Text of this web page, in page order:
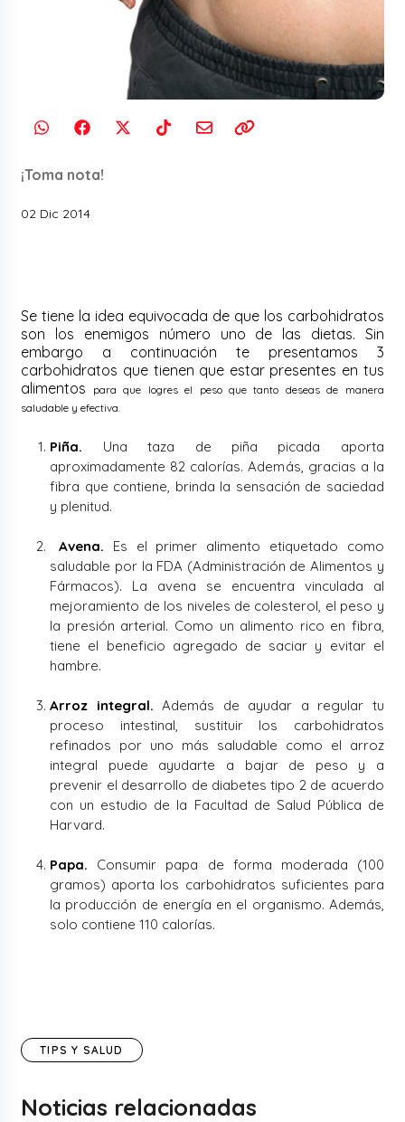
¡Toma nota!
02 Dic 2014
Se tiene la idea equivocada de que los carbohidratos
son los enemigos número uno de las dietas. Sin
embargo a continuación te presentamos 3
carbohidratos que tienen que estar presentes en tus
alimentos para que logres el peso que tanto deseas de manera
saludable y efectiva.
Piña. Una taza de piña picada aporta
aproximadamente 82 calorías. Además, gracias a la
fibra que contiene, brinda la sensación de saciedad
y plenitud.
Avena. Es el primer alimento etiquetado como
saludable por la FDA (Administración de Alimentos y
Fármacos). La avena se encuentra vinculada al
mejoramiento de los niveles de colesterol, el peso y
la presión arterial. Como un alimento rico en fibra,
tiene el beneficio agregado de saciar y evitar el
hambre.
Arroz integral. Además de ayudar a regular tu
proceso intestinal, sustituir los carbohidratos
refinados por uno más saludable como el arroz
integral puede ayudarte a bajar de peso y a
prevenir el desarrollo de diabetes tipo 2 de acuerdo
con un estudio de la Facultad de Salud Pública de
Harvard.
Papa. Consumir papa de forma moderada (100
gramos) aporta los carbohidratos suficientes para
la producción de energía en el organismo. Además,
solo contiene 110 calorías.
TIPS Y SALUD
Noticias relacionadas